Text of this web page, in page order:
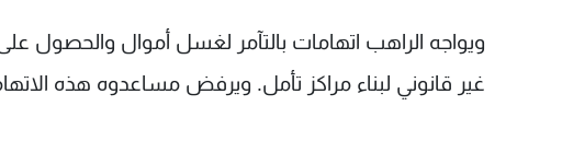
ويواجه الراهب اتهامات بالتآمر لغسل أموال والحصول
غير قانوني لبناء مراكز تأمل. ويرفض مساعدوه هذه